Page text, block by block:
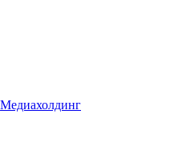
Медиахолдинг